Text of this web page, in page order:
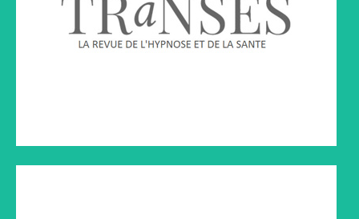
Cliquez sur le lien ci-dessous à droite pour écouter l'émission